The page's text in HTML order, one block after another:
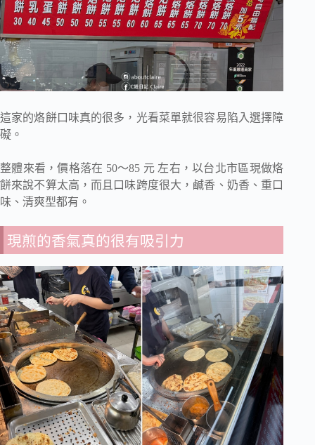
這家的烙餅口味真的很多，光看菜單就很容易陷入選擇障
礙。
整體來看，價格落在 50～85 元 左右，以台北市區現做烙
餅來說不算太高，而且口味跨度很大，鹹香、奶香、重口
味、清爽型都有。
現煎的香氣真的很有吸引力